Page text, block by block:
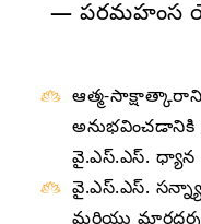
— పరమహంస
ఆత్మ-
అనుభవించడానికి
వై.ఎస్.ఎస్. ధ్యాన
వై.ఎస్.ఎస్.